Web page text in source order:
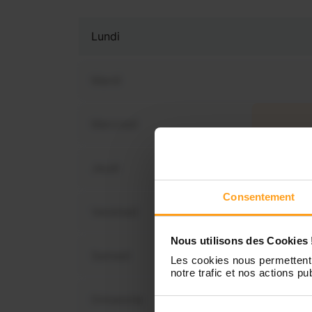
Consentement
Nous utilisons des Cookies
Les cookies nous
notre trafic et nos actions
Lundi